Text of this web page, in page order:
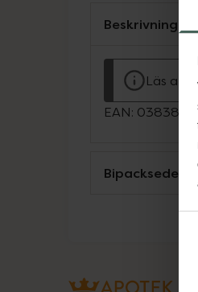
Beskrivning
Läs
EAN:
Bipacksedel